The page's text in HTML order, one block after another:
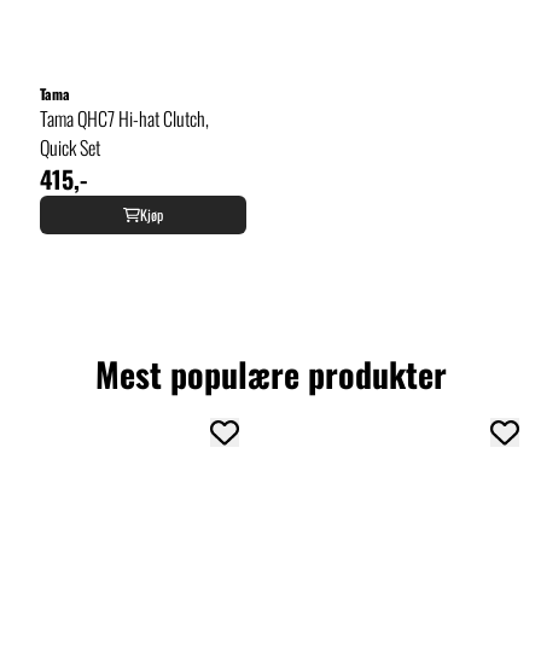
Tama
Tama QHC7 Hi-hat Clutch,
Quick Set
415,-
Kjøp
Mest populære produkter